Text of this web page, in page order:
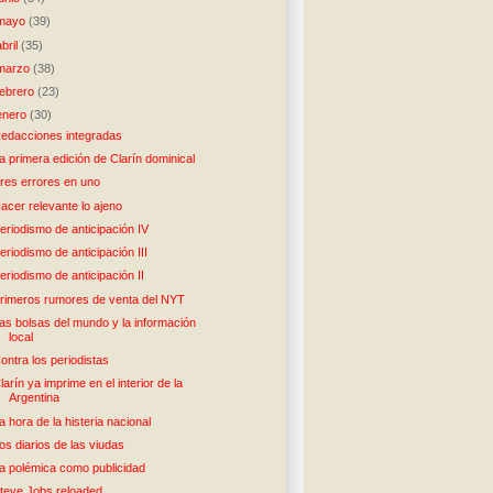
(39)
(35)
(38)
(23)
(30)
integradas
primera edición de Clarín dominical
errores en uno
relevante lo ajeno
de anticipación IV
de anticipación III
de anticipación II
rumores de venta del NYT
bolsas del mundo y la información
local
los periodistas
ya imprime en el interior de la
Argentina
hora de la histeria nacional
diarios de las viudas
polémica como publicidad